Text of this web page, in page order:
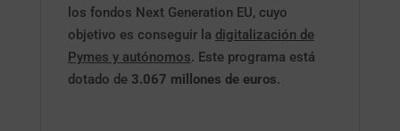
los fondos Next Generation EU, cuyo
objetivo es conseguir la digitalización de
Pymes y autónomos. Este programa está
dotado de 3.067 millones de euros.